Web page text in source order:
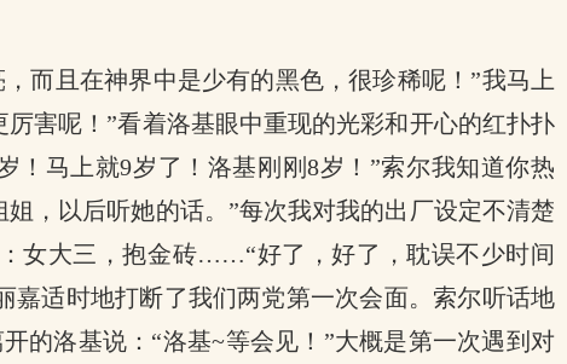
而且在神界中是少有的黑色，很珍稀呢！”我马上
害呢！”看着洛基眼中重现的光彩和开心的红扑扑
马上就9岁了！洛基刚刚8岁！”索尔我知道你热
，以后听她的话。”每次我对我的出厂设定不清楚
女大三，抱金砖……“好了，好了，耽误不少时间
嘉适时地打断了我们两党第一次会面。索尔听话地
洛基说：“洛基~等会见！”大概是第一次遇到对